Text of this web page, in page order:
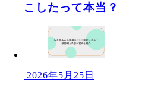
こしたって本当？
2026年5月25日